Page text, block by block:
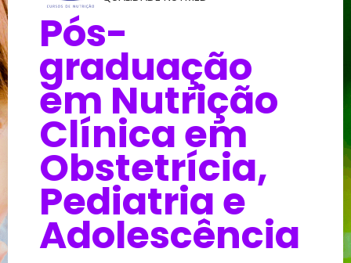
Pós-
graduação
em Nutrição
Clínica em
Obstetrícia,
Pediatria e
Adolescência